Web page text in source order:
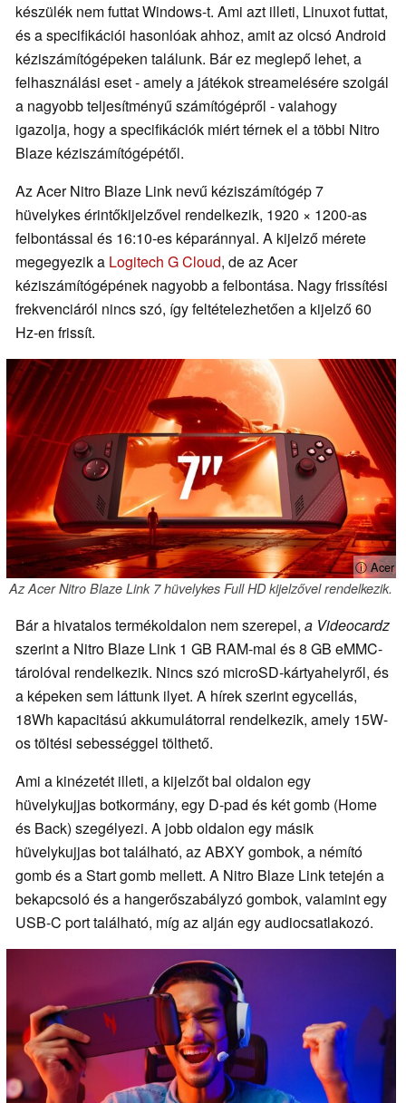
készülék nem futtat Windows-t. Ami azt illeti, Linuxot futtat,
és a specifikációi hasonlóak ahhoz, amit az olcsó Android
kéziszámítógépeken találunk. Bár ez meglepő lehet, a
felhasználási eset - amely a játékok streamelésére szolgál
a nagyobb teljesítményű számítógépről - valahogy
igazolja, hogy a specifikációk miért térnek el a többi Nitro
Blaze kéziszámítógépétől.
Az Acer Nitro Blaze Link nevű kéziszámítógép 7
hüvelykes érintőkijelzővel rendelkezik, 1920 × 1200-as
felbontással és 16:10-es képaránnyal. A kijelző mérete
megegyezik a Logitech G Cloud, de az Acer
kéziszámítógépének nagyobb a felbontása. Nagy frissítési
frekvenciáról nincs szó, így feltételezhetően a kijelző 60
Hz-en frissít.
ⓘ Acer
Az Acer Nitro Blaze Link 7 hüvelykes Full HD kijelzővel rendelkezik.
Bár a hivatalos termékoldalon nem szerepel, a Videocardz
szerint a Nitro Blaze Link 1 GB RAM-mal és 8 GB eMMC-
tárolóval rendelkezik. Nincs szó microSD-kártyahelyről, és
a képeken sem láttunk ilyet. A hírek szerint egycellás,
18Wh kapacitású akkumulátorral rendelkezik, amely 15W-
os töltési sebességgel tölthető.
Ami a kinézetét illeti, a kijelzőt bal oldalon egy
hüvelykujjas botkormány, egy D-pad és két gomb (Home
és Back) szegélyezi. A jobb oldalon egy másik
hüvelykujjas bot található, az ABXY gombok, a némító
gomb és a Start gomb mellett. A Nitro Blaze Link tetején a
bekapcsoló és a hangerőszabályzó gombok, valamint egy
USB-C port található, míg az alján egy audiocsatlakozó.